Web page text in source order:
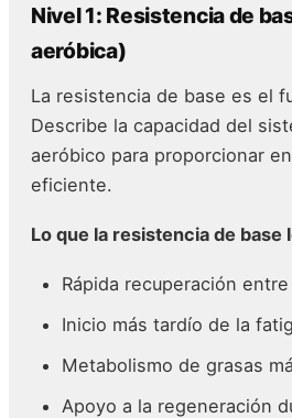
Nivel 1: Resistencia de
aeróbica)
La resistencia de base es el
Describe la capacidad del
aeróbico para proporcionar
eficiente.
Lo que la resistencia de base
Rápida recuperación
Inicio más tardío de la
Metabolismo de grasas
Apoyo a la regeneración